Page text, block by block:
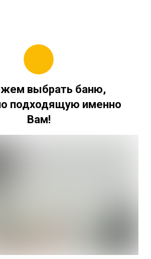
выбрать баню,
подходящую именно
Вам!